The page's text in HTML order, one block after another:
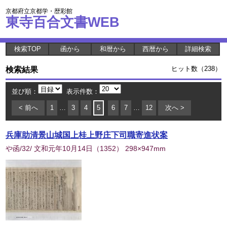
京都府立京都学・歴彩館
東寺百合文書WEB
検索TOP 函から 和暦から 西暦から 詳細検索
検索結果 ヒット数（238）
並び順： 表示件数：
< 前へ 1 … 3 4 5 6 7 … 12 次へ >
兵庫助清景山城国上桂上野庄下司職寄進状案
や函/32/ 文和元年10月14日 （1352） 298×947mm